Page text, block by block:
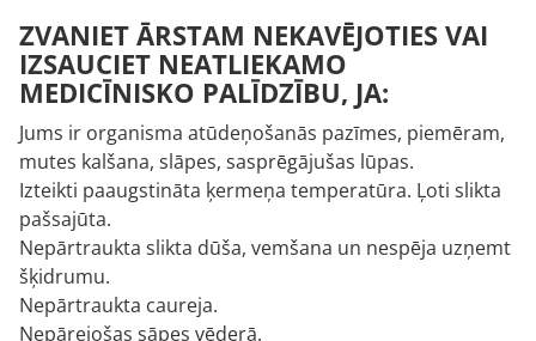
ZVANIET ĀRSTAM NEKAVĒJOTIES VAI
IZSAUCIET NEATLIEKAMO
MEDICĪNISKO PALĪDZĪBU, JA:
Jums ir organisma atūdeņošanās pazīmes, piemēram,
mutes kalšana, slāpes, sasprēgājušas lūpas.
Izteikti paaugstināta ķermeņa temperatūra. Ļoti slikta
pašsajūta.
Nepārtraukta slikta dūša, vemšana un nespēja uzņemt
šķidrumu.
Nepārtraukta caureja.
Nepārejošas sāpes vēderā.